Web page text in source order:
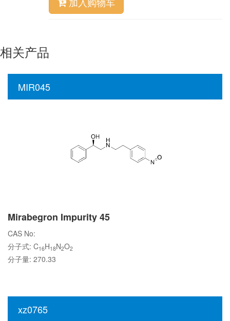
相关产品
MIR045
Mirabegron Impurity 45
CAS No:
分子式: C16H18N2O2
分子量: 270.33
xz0765